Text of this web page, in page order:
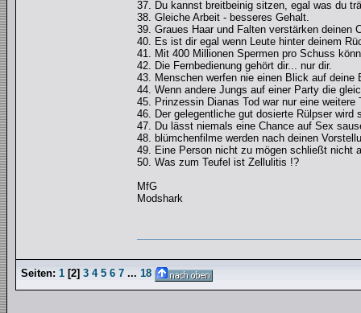
37. Du kannst breitbeinig sitzen, egal was du
38. Gleiche Arbeit - besseres Gehalt.
39. Graues Haar und Falten verstärken deinen
40. Es ist dir egal wenn Leute hinter deinem
41. Mit 400 Millionen Spermen pro Schuss
42. Die Fernbedienung gehört dir... nur dir.
43. Menschen werfen nie einen Blick auf
44. Wenn andere Jungs auf einer Party die
45. Prinzessin Dianas Tod war nur eine weitere
46. Der gelegentliche gut dosierte Rülpser wird
47. Du lässt niemals eine Chance auf Sex
48. blümchenfilme werden nach deinen
49. Eine Person nicht zu mögen schließt nicht
50. Was zum Teufel ist Zellulitis !?
MfG
Modshark
Seiten: 1 [2] 3 4 5 6 7 ... 18